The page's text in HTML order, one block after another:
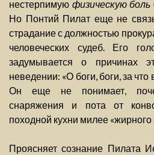
нестерпимую физическую боль
Но Понтий Пилат еще не
страдание с должностью
человеческих судеб. Его
задумывается о
неведении: «О боги, боги, за
Он еще не понимает,
снаряжения и пота от
походной кухни милее «жирного
Проясняет сознание Пилата